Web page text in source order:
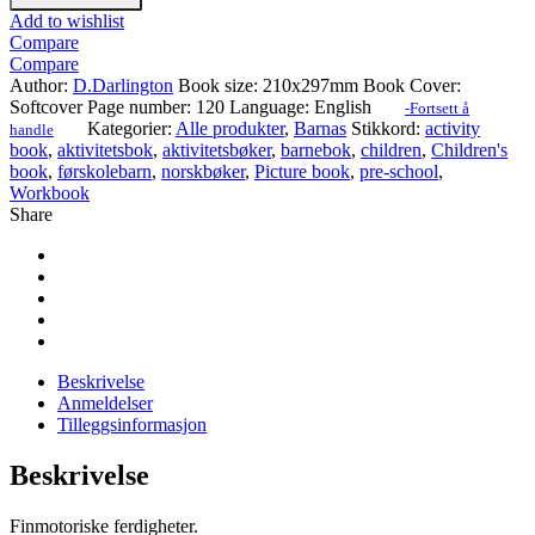
Add to wishlist
Compare
Compare
Author: D.Darlington Book size: 210x297mm Book Cover:
Softcover Page number: 120 Language: English
-Fortsett å
handle
Kategorier: Alle produkter, Barnas Stikkord: activity
book, aktivitetsbok, aktivitetsbøker, barnebok, children, Children's
book, førskolebarn, norskbøker, Picture book, pre-school,
Workbook
Share
Beskrivelse
Anmeldelser
Tilleggsinformasjon
Beskrivelse
Finmotoriske ferdigheter.